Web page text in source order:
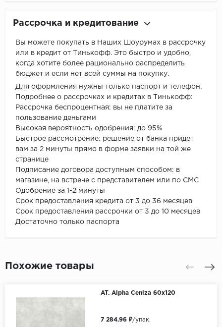
Рассрочка и кредитование
Вы можете покупать в Наших Шоурумах в рассрочку
или в кредит от Тинькофф. Это быстро и удобно,
когда хотите более рационально распределить
бюджет и если нет всей суммы на покупку.
Для оформления нужны только паспорт и телефон.
Подробнее о рассрочках и кредитах в Тинькофф:
Рассрочка беспроцентная: вы не платите за
пользование деньгами
Высокая вероятность одобрения: до 95%
Быстрое рассмотрение: решение от банка придет
вам за 2 минуты прямо в форме заявки на той же
странице
Подписание договора доступным способом: в
магазине, на встрече с представителем или по СМС
Одобрение за 1-2 минуты
Срок предоставления кредита от 3 до 36 месяцев
Срок предоставления рассрочки от 3 до 10 месяцев
Достаточно только паспорта
Похожие товары
AT. Alpha Ceniza 60x120
7 284.96 ₽/упак.